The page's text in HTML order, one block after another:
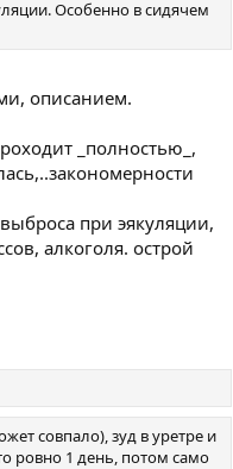
Особенно в сидячем
описанием.
_полностью_,
при эякуляции,
алкоголя. острой
совпало), зуд в уретре и
ровно 1 день, потом само